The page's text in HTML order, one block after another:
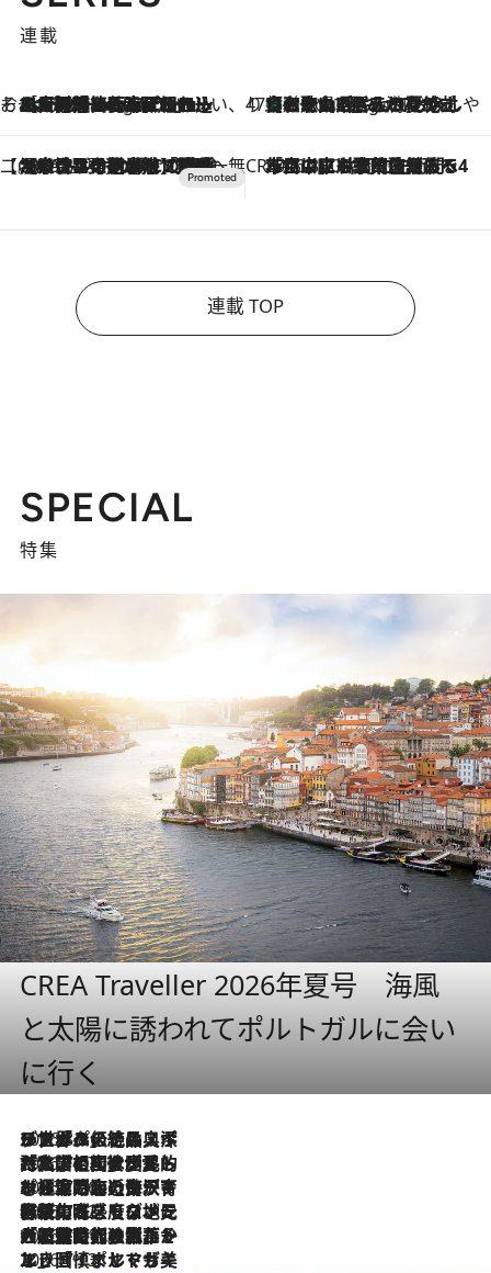
連載
そおだよおこの関西おいしい、おやつ紀行6 Hours Ago
［大阪府箕面市］一皿一皿目の前で仕上げられる、料理を巧みに組み込んだアシェットデセールコース「ミチル アシェット デセール（Michiru assiette dessert）」 47都道府県の手みやげ ひんやりスイーツで夏を満喫
6 Hours Ago
【和歌山県】この夏絶対食べたい 冷やしておいしいおやつ3選 みかんがごろっと丸ごと入ったジュレ
【CREA×星野リゾート】唯一無二。癒しと発見が待つ場所へ
2026.8.7
【トンボの足水浴】ヒノキの香りに包まれて涼感マックス！約13℃の湧水かけ流しを避暑地「星野温泉 トンボの湯」で体験 CREA'S CHOICE
2026.8.7
「立川にも歌舞伎があるんだよ」 片岡仁左衛門・市川中車ら豪華座組みで4年目の立川立飛歌舞伎へ
連載 TOP
SPECIAL
特集
CREA Traveller 2026年夏号 海風
と太陽に誘われてポルトガルに会い
に行く
2026.8.8
リスボンの絶品スイーツ「パステル・デ・ナタ」とは？ポルトガル伝統の奥深い世界へ
2026.7.27
「私の祖国はポルトガル語です」国民的詩人フェルナンド・ペソアと、彼が愛した文学の街を歩く
2026.7.26
ポルトガル近海が育む極上の海の幸。キリリと冷えた白ワインと愉しむ、シーフード専門店の贅沢
2026.7.22
伝統の味をモダンに昇華。高感度な地元客が集う、リスボンの最旬ガストロノミー
2026.7.21
大航海時代の栄華から、震災、独裁、そして革命へ。ポルトガル・首都リスボンの石畳に刻まれた「歴史の光と影」
2026.7.13
エッセイ・ヤマザキマリ「慎ましくも美しき国 ポルトガル」